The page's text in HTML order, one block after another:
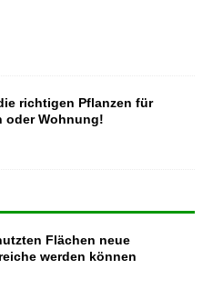
richtigen Pflanzen für
oder Wohnung!
Flächen neue
werden können